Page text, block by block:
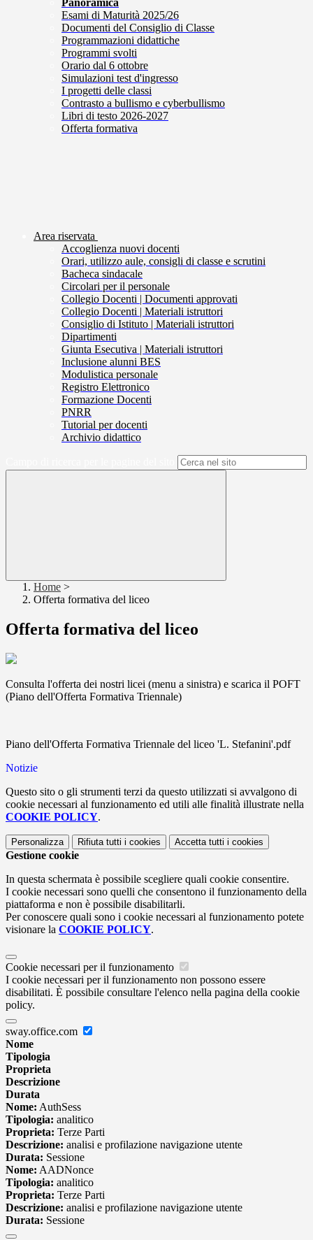
Panoramica
Esami di Maturità 2025/26
Documenti del Consiglio di Classe
Programmazioni didattiche
Programmi svolti
Orario dal 6 ottobre
Simulazioni test d'ingresso
I progetti delle classi
Contrasto a bullismo e cyberbullismo
Libri di testo 2026-2027
Offerta formativa
Area riservata
Accoglienza nuovi docenti
Orari, utilizzo aule, consigli di classe e scrutini
Bacheca sindacale
Circolari per il personale
Collegio Docenti | Documenti approvati
Collegio Docenti | Materiali istruttori
Consiglio di Istituto | Materiali istruttori
Dipartimenti
Giunta Esecutiva | Materiali istruttori
Inclusione alunni BES
Modulistica personale
Registro Elettronico
Formazione Docenti
PNRR
Tutorial per docenti
Archivio didattico
Home >
Offerta formativa del liceo
Offerta formativa del liceo
Consulta l'offerta dei nostri licei (menu a sinistra) e scarica il POFT
(Piano dell'Offerta Formativa Triennale)
Piano dell'Offerta Formativa Triennale del liceo 'L. Stefanini'.pdf
Notizie
Questo sito o gli strumenti terzi da questo utilizzati si avvalgono di
cookie necessari al funzionamento ed utili alle finalità illustrate nella
COOKIE POLICY.
Personalizza Rifiuta tutti i cookies Accetta tutti i cookies
Gestione cookie
In questa schermata è possibile scegliere quali cookie consentire.
I cookie necessari sono quelli che consentono il funzionamento della
piattaforma e non è possibile disabilitarli.
Per conoscere quali sono i cookie necessari al funzionamento potete
visionare la COOKIE POLICY.
Cookie necessari per il funzionamento
I cookie necessari per il funzionamento non possono essere
disabilitati. È possibile consultare l'elenco nella pagina della cookie
policy.
sway.office.com
Nome
Tipologia
Proprieta
Descrizione
Durata
Nome: AuthSess
Tipologia: analitico
Proprieta: Terze Parti
Descrizione: analisi e profilazione navigazione utente
Durata: Sessione
Nome: AADNonce
Tipologia: analitico
Proprieta: Terze Parti
Descrizione: analisi e profilazione navigazione utente
Durata: Sessione